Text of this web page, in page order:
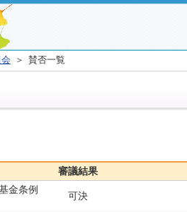
＞ 賛否一覧
審議結果
金条例
可決